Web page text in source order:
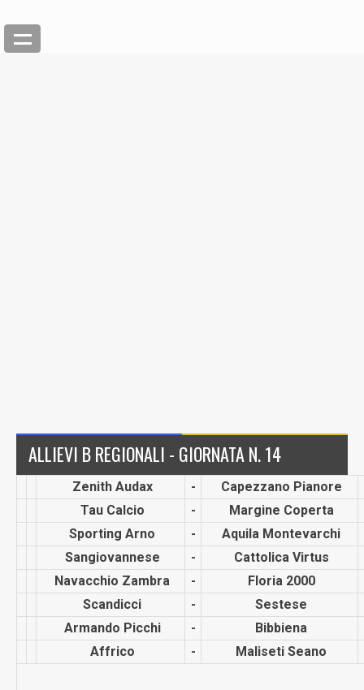
ALLIEVI B REGIONALI - GIORNATA N. 14
Zenith Audax -
Capezzano Pianore
Tau Calcio
-
Margine Coperta
Sporting Arno
-
Aquila Montevarchi
Sangiova­nnese
-
Cattolica Virtus
Navacchio Zambra
-
Floria 2000
Scandicci
-
Sestese
Armando Picchi
-
Bibbiena
Affrico
- Maliseti Seano